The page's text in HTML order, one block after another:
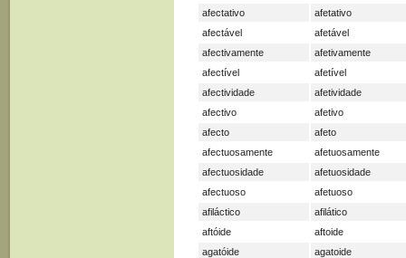
afectativo
afetativo
afectável
afetável
afectivamente
afetivamente
afectível
afetível
afectividade
afetividade
afectivo
afetivo
afecto
afeto
afectuosamente
afetuosamente
afectuosidade
afetuosidade
afectuoso
afetuoso
afiláctico
afilático
aftóide
aftoide
agatóide
agatoide